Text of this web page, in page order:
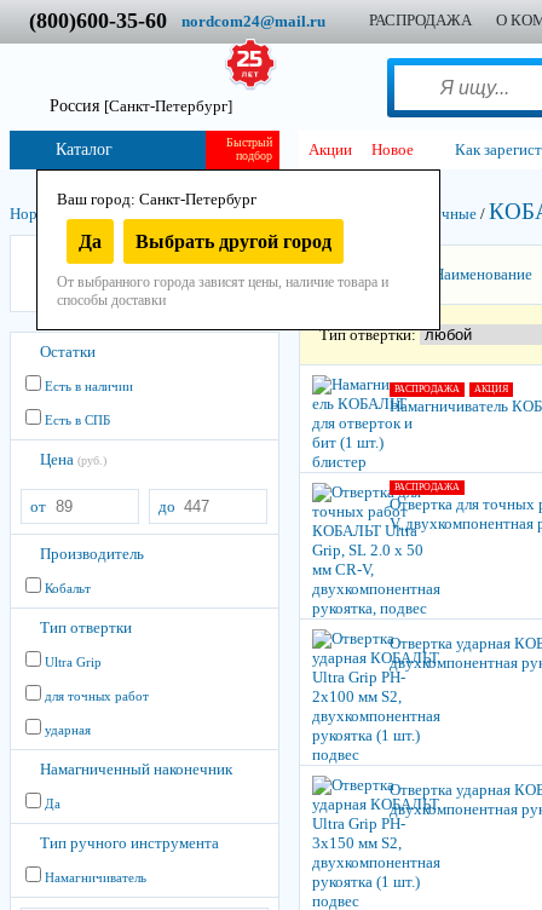
(800)600-35-60 nordcom24@mail.ru РАСПРОДАЖА О
Россия [Санкт-Петербург]
Ваш город: Санкт-Петербург
Да Выбрать другой город
От выбранного города зависят цены, наличие товара и
способы доставки
Быстрый
подбор
Каталог Акции Новое Как
Нордком Инструмент Ручной / Отвёрточный Отвёртки обычные /
КОБАЛЬТ
Остатки
Есть в наличии
Есть в СПБ
Цена (руб.)
от до
Производитель
Кобальт
Тип отвертки
Ultra Grip
для точных работ
ударная
Намагниченный наконечник
Да
Тип ручного инструмента
Намагничиватель
Наименование
Тип отвертки:
РАСПРОДАЖА АКЦИЯ
Намагничиватель
РАСПРОДАЖА
Отвертка для
V, двухкомпонентная
Отвертка ударная
двухкомпонентная
Отвертка ударная
двухкомпонентная